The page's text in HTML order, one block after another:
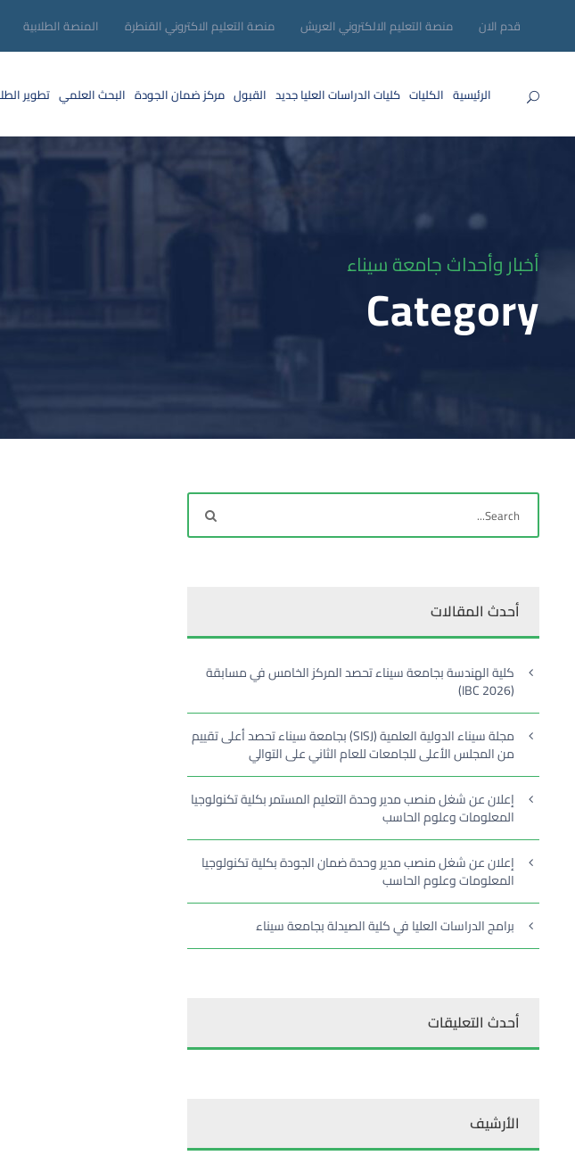
قدم الان منصة التعليم الالكتروني العريش منصة التعليم الاكتروني القنطرة المنصة الطلابية
الرئيسية الكليات كليات الدراسات العلياجديد القبول مركز ضمان الجودة البحث العلمي تطوير
أخبار وأحداث جامعة سيناء
Category
أحدث المقالات
كلية الهندسة بجامعة سيناء تحصد المركز الخامس في مسابقة
(IBC 2026)
مجلة سيناء الدولية العلمية (SISJ) بجامعة سيناء تحصد أعلى تقييم
من المجلس الأعلى للجامعات للعام الثاني على التوالي
إعلان عن شغل منصب مدير وحدة التعليم المستمر بكلية تكنولوجيا
المعلومات وعلوم الحاسب
إعلان عن شغل منصب مدير وحدة ضمان الجودة بكلية تكنولوجيا
المعلومات وعلوم الحاسب
برامج الدراسات العليا في كلية الصيدلة بجامعة سيناء
أحدث التعليقات
الأرشيف